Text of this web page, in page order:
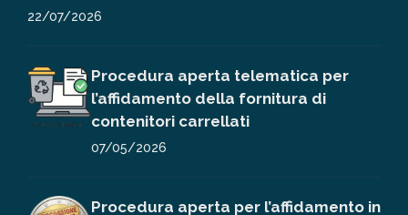
22/07/2026
Procedura aperta telematica per
l’affidamento della fornitura di
contenitori carrellati
07/05/2026
Procedura aperta per l’affidamento in